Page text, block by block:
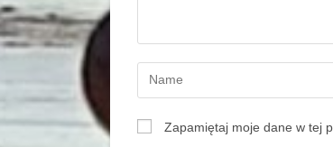
Zapamiętaj moje dane w tej